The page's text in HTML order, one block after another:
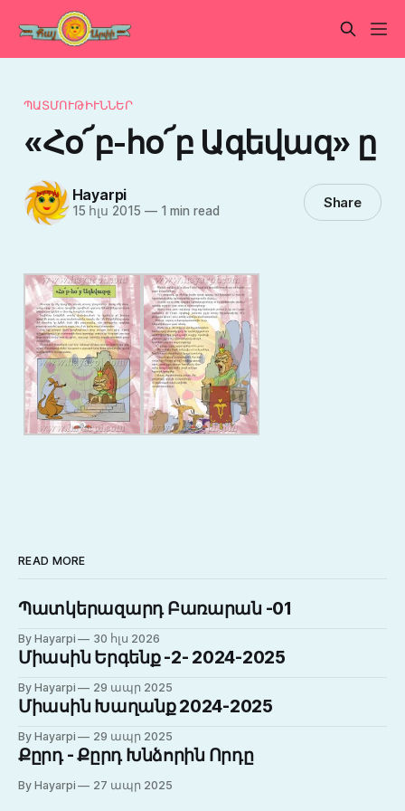
ՊԱՏՄՈՒԹԻՒՆՆԵՐ
«Հօ՜բ-հօ՜բ Ագեվազ» ը
Hayarpi
15 հլս 2015 —1 min read Share
READ MORE
Պատկերազարդ Բառարան -01
By Hayarpi 30 հլս 2026
Միասին Երգենք -2- 2024-2025
By Hayarpi 29 ապր 2025
Միասին Խաղանք 2024-2025
By Hayarpi 29 ապր 2025
Քըրդ - Քըրդ Խնձորին Որդը
By Hayarpi 27 ապր 2025